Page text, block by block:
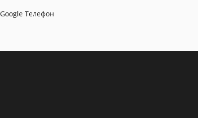
Google Телефон